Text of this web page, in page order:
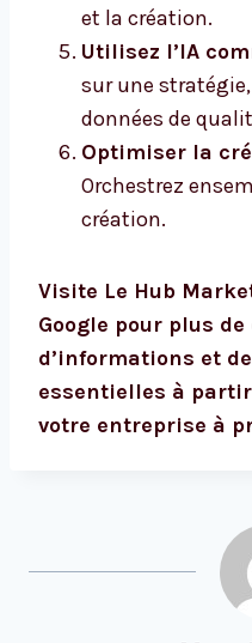
et la création.
Utilisez l’IA
sur une
données de
Optimiser la
Orchestrez
création.
Visite Le Hub
Google pour plus
d’informations et
essentielles à
votre entreprise à